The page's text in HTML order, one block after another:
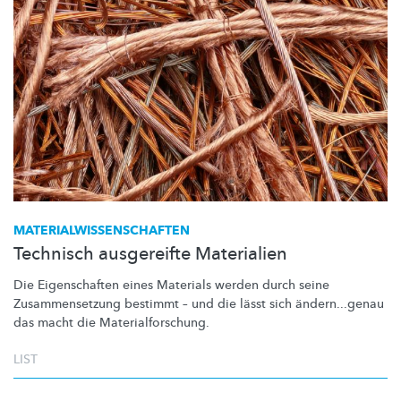
MATERIALWISSENSCHAFTEN
Technisch ausgereifte Materialien
Die Eigenschaften eines Materials werden durch seine
Zusammensetzung bestimmt – und die lässt sich ändern...genau
das macht die Materialforschung.
LIST